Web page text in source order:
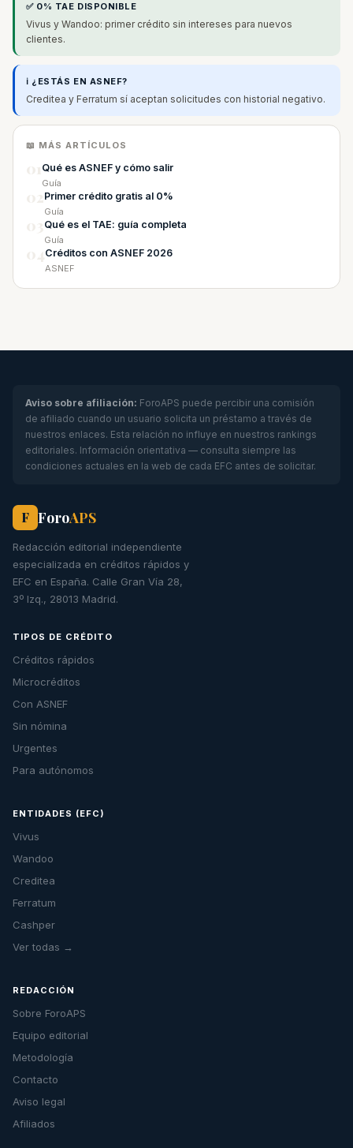
✅ 0% TAE DISPONIBLE
Vivus y Wandoo: primer crédito sin intereses para nuevos
clientes.
ℹ️ ¿ESTÁS EN ASNEF?
Creditea y Ferratum sí aceptan solicitudes con historial negativo.
📖 MÁS ARTÍCULOS
Qué es ASNEF y cómo salir
Guía
Primer crédito gratis al 0%
Guía
Qué es el TAE: guía completa
Guía
Créditos con ASNEF 2026
ASNEF
Aviso sobre afiliación: ForoAPS puede percibir una comisión
de afiliado cuando un usuario solicita un préstamo a través de
nuestros enlaces. Esta relación no influye en nuestros rankings
editoriales. Información orientativa — consulta siempre las
condiciones actuales en la web de cada EFC antes de solicitar.
F ForoAPS
Redacción editorial independiente
especializada en créditos rápidos y
EFC en España. Calle Gran Vía 28,
3º Izq., 28013 Madrid.
TIPOS DE CRÉDITO
Créditos rápidos
Microcréditos
Con ASNEF
Sin nómina
Urgentes
Para autónomos
ENTIDADES (EFC)
Vivus
Wandoo
Creditea
Ferratum
Cashper
Ver todas →
REDACCIÓN
Sobre ForoAPS
Equipo editorial
Metodología
Contacto
Aviso legal
Afiliados